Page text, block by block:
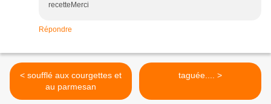
recetteMerci
Répondre
< soufflé aux courgettes et
au parmesan
taguée.... >